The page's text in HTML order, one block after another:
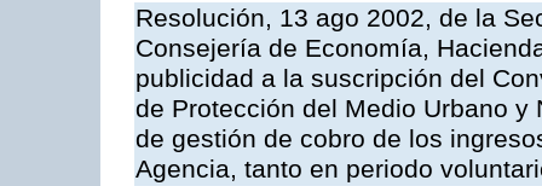
Resolución, 13 ago 2002, de la
Consejería de Economía,
publicidad a la suscripción del
de Protección del Medio Urbano
de gestión de cobro de los
Agencia, tanto en periodo